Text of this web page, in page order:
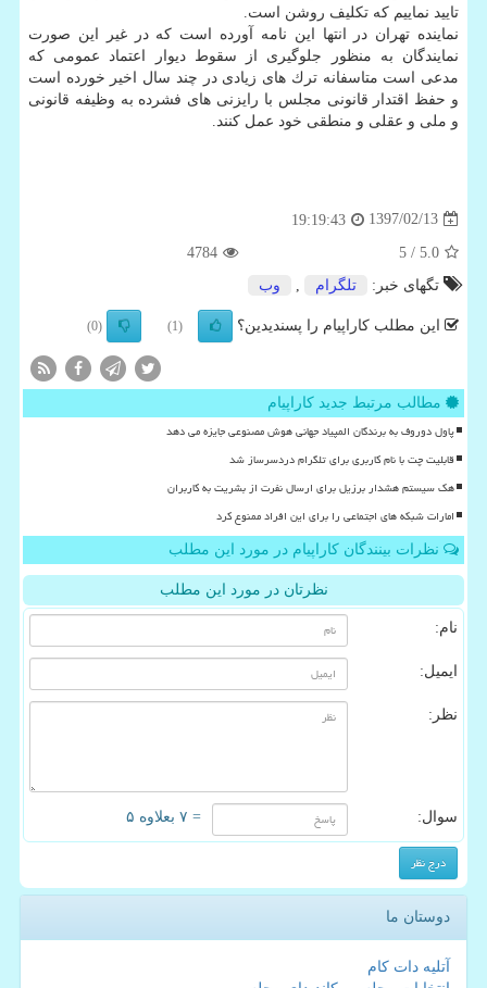
تایید نماییم كه تكلیف روشن است.
نماینده تهران در انتها این نامه آورده است كه در غیر این صورت
نمایندگان به منظور جلوگیری از سقوط دیوار اعتماد عمومی كه
مدعی است متاسفانه ترك های زیادی در چند سال اخیر خورده است
و حفظ اقتدار قانونی مجلس با رایزنی های فشرده به وظیفه قانونی
و ملی و عقلی و منطقی خود عمل كنند.
1397/02/13
19:19:43
5.0
/ 5
4784
تگهای خبر:
تلگرام وب
این مطلب کاراپیام را پسندیدین؟ (1)
(0)
مطالب مرتبط جدید کاراپیام
پاول دوروف به برندگان المپیاد جهانی هوش مصنوعی جایزه می دهد
قابلیت چت با نام کاربری برای تلگرام دردسرساز شد
هک سیستم هشدار برزیل برای ارسال نفرت از بشریت به کاربران
امارات شبکه های اجتماعی را برای این افراد ممنوع کرد
نظرات بینندگان کاراپیام در مورد این مطلب
نظرتان در مورد این مطلب
نام:
ایمیل:
نظر:
سوال: = ۷ بعلاوه ۵
دوستان ما
آتلیه دات کام